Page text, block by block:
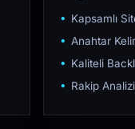
Kapsamlı
Anahtar
Kaliteli
Rakip